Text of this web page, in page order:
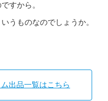
すから。
うものなのでしょうか。
出品一覧はこちら